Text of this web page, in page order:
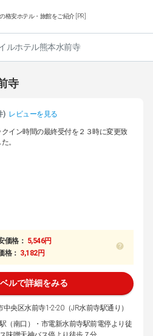
格安ホテル・旅館をご紹介 [PR]
ルホテル熊本水前寺
寺
) レビューを見る
イン時間の最終受付を２３時に変更致
。
価格： 5,546円
格： 3,182円
ルで詳細をみる
央区水前寺1-2-20（JR水前寺駅通り）
（南口）・市電新水前寺駅前電停より徒